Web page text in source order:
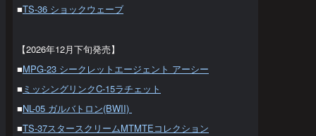
■TS-36 ショックウェーブ
【2026年12月下旬発売】
■MPG-23 シークレットエージェント アーシー
■ ミッシングリンクC-15ラチェット
■NL-05 ガルバトロン(BWII)
■TS-37スタースクリームMTMTEコレクション